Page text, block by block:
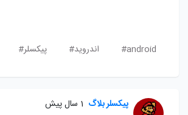
android# اندروید# پیکسلر#
پیکسلر بلاگ 1 سال پیش